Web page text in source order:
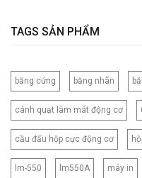
TAGS SẢN PHẨM
băng cứng băng nhãn
cánh quạt làm mát động cơ
cầu đấu hộp cực động cơ
lm-550 lm550A máy in